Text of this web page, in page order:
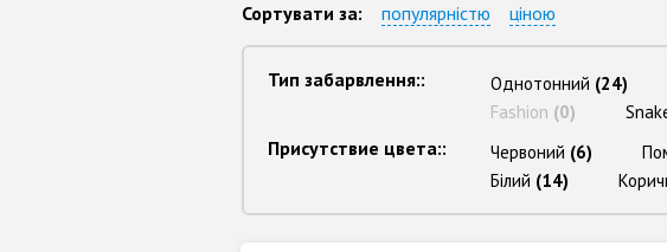
Сортувати за: популярністю ціною
Тип забарвлення:: Однотонний (24)
Fashion (0)
Присутствие цвета:: Червоний (6)
Білий (14)